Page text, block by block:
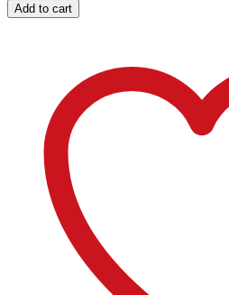
Add to cart